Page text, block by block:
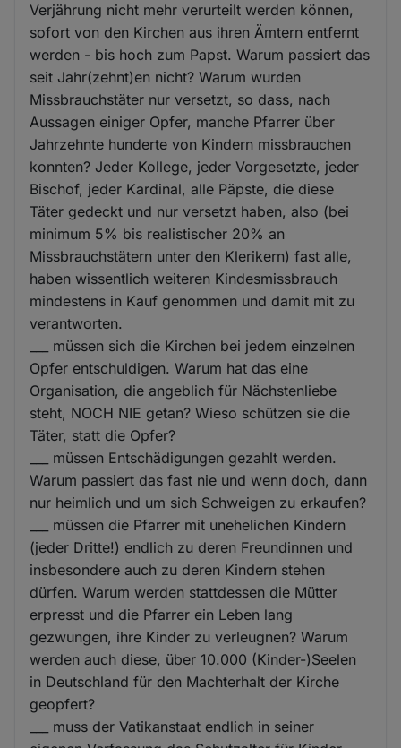
Verjährung nicht mehr verurteilt werden können,
sofort von den Kirchen aus ihren Ämtern entfernt
werden - bis hoch zum Papst. Warum passiert das
seit Jahr(zehnt)en nicht? Warum wurden
Missbrauchstäter nur versetzt, so dass, nach
Aussagen einiger Opfer, manche Pfarrer über
Jahrzehnte hunderte von Kindern missbrauchen
konnten? Jeder Kollege, jeder Vorgesetzte, jeder
Bischof, jeder Kardinal, alle Päpste, die diese
Täter gedeckt und nur versetzt haben, also (bei
minimum 5% bis realistischer 20% an
Missbrauchstätern unter den Klerikern) fast alle,
haben wissentlich weiteren Kindesmissbrauch
mindestens in Kauf genommen und damit mit zu
verantworten.
___ müssen sich die Kirchen bei jedem einzelnen
Opfer entschuldigen. Warum hat das eine
Organisation, die angeblich für Nächstenliebe
steht, NOCH NIE getan? Wieso schützen sie die
Täter, statt die Opfer?
___ müssen Entschädigungen gezahlt werden.
Warum passiert das fast nie und wenn doch, dann
nur heimlich und um sich Schweigen zu erkaufen?
___ müssen die Pfarrer mit unehelichen Kindern
(jeder Dritte!) endlich zu deren Freundinnen und
insbesondere auch zu deren Kindern stehen
dürfen. Warum werden stattdessen die Mütter
erpresst und die Pfarrer ein Leben lang
gezwungen, ihre Kinder zu verleugnen? Warum
werden auch diese, über 10.000 (Kinder-)Seelen
in Deutschland für den Machterhalt der Kirche
geopfert?
___ muss der Vatikanstaat endlich in seiner